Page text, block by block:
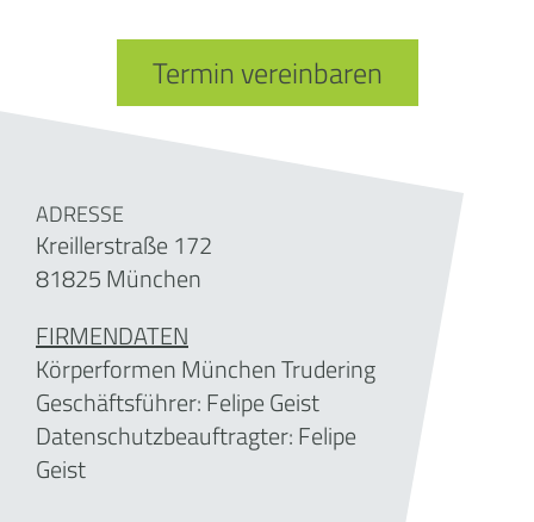
Termin vereinbaren
ADRESSE
Kreillerstraße 172
81825 München
FIRMENDATEN
Körperformen München Trudering
Geschäftsführer:Felipe Geist
Datenschutzbeauftragter: Felipe
Geist